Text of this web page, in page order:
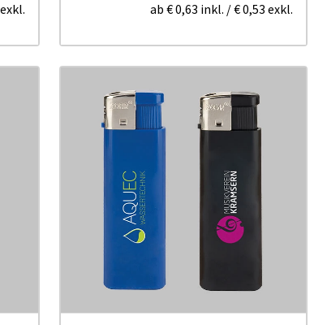
exkl.
ab € 0,63 inkl. /€ 0,53 exkl.